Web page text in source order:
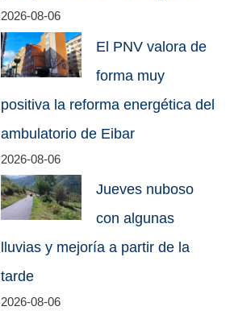
2026-08-06
El PNV valora de
forma muy
positiva la reforma energética del
ambulatorio de Eibar
2026-08-06
Jueves nuboso
con algunas
lluvias y mejoría a partir de la
tarde
2026-08-06